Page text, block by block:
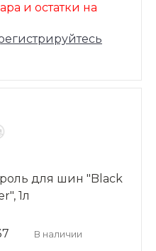
и остатки на
для шин "Black
1л
В наличии